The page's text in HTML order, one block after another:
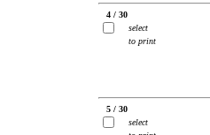
4 / 30
select
to print
5 / 30
select